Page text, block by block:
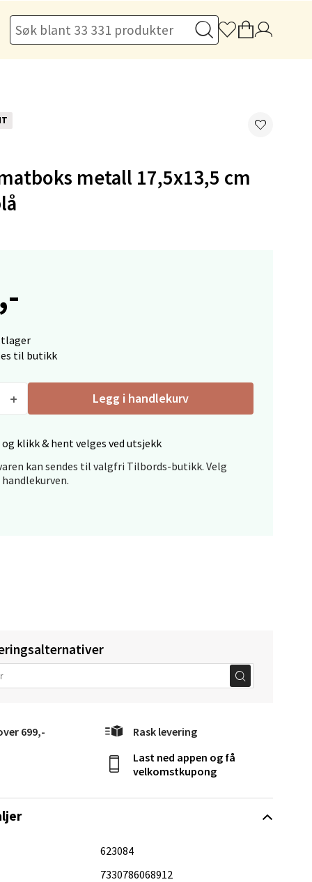
metall 17,5x13,5 cm
til butikk
Legg i handlekurv
klikk & hent velges ved utsjekk
kan sendes til valgfri Tilbords-butikk. Velg
699,- Rask levering
Last ned appen og få
velkomstkupong
623084
7330786068912
g